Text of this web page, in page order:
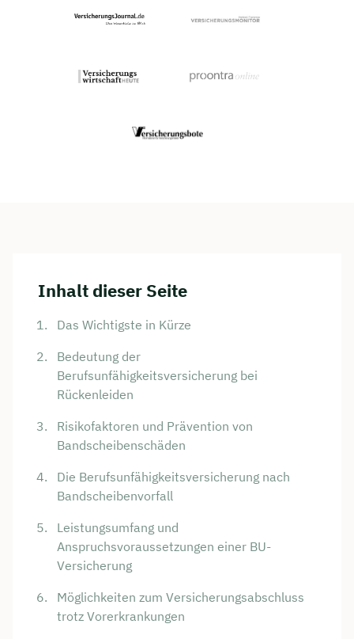
Inhalt dieser Seite
Das Wichtigste in Kürze
Bedeutung der
Berufsunfähigkeitsversicherung bei
Rückenleiden
Risikofaktoren und Prävention von
Bandscheibenschäden
Die Berufsunfähigkeitsversicherung nach
Bandscheibenvorfall
Leistungsumfang und
Anspruchsvoraussetzungen einer BU-
Versicherung
Möglichkeiten zum Versicherungsabschluss
trotz Vorerkrankungen